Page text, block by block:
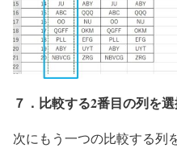
７．比較する2番目の列を
次にもう一つの比較する列